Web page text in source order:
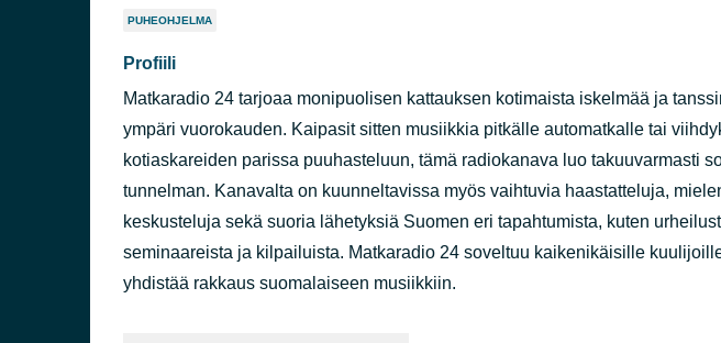
PUHEOHJELMA
Profiili
Matkaradio 24 tarjoaa monipuolisen kattauksen kotimaista iskelmää ja
ympäri vuorokauden. Kaipasit sitten musiikkia pitkälle automatkalle tai
kotiaskareiden parissa puuhasteluun, tämä radiokanava luo takuuvarmasti
tunnelman. Kanavalta on kuunneltavissa myös vaihtuvia haastatteluja,
keskusteluja sekä suoria lähetyksiä Suomen eri tapahtumista, kuten
seminaareista ja kilpailuista. Matkaradio 24 soveltuu kaikenikäisille
yhdistää rakkaus suomalaiseen musiikkiin.